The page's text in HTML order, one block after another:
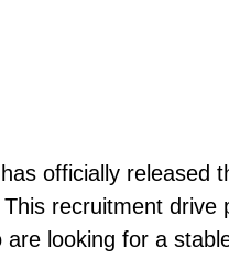
officially released
recruitment drive
looking for a